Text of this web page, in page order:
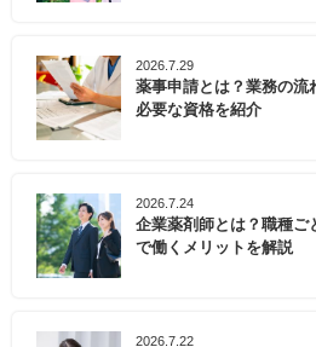
2026.7.29
薬事申請とは？業務の流
必要な資格を紹介
2026.7.24
企業薬剤師とは？職種ご
で働くメリットを解説
2026.7.22